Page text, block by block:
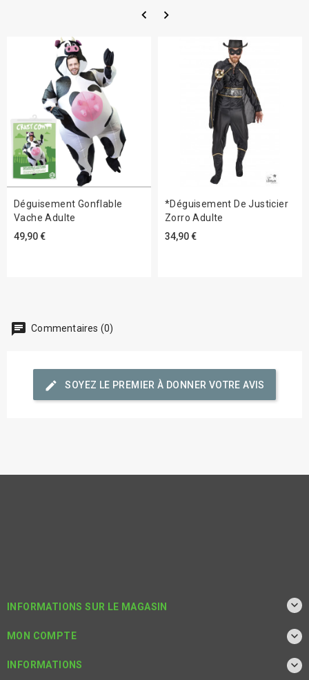
Déguisement Gonflable
Vache Adulte
49,90 €
*Déguisement De Justicier
Zorro Adulte
34,90 €
chat Commentaires (0)
edit SOYEZ LE PREMIER À DONNER VOTRE AVIS
INFORMATIONS SUR LE MAGASIN 
MON COMPTE 
INFORMATIONS 